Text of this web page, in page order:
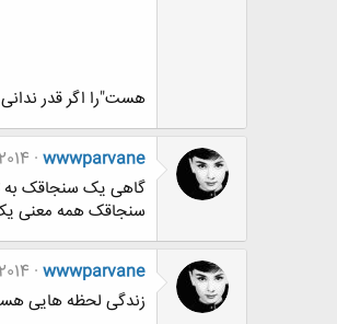
هست"را اگر قدر
wwwparvane
گاهی یک سنجاقک به
سنجاقک همه معنی
wwwparvane
زندگی لحظه هایی